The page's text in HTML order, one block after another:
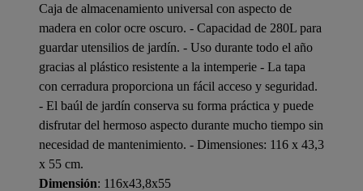
Caja de almacenamiento universal con aspecto de
madera en color ocre oscuro. - Capacidad de 280L para
guardar utensilios de jardín. - Uso durante todo el año
gracias al plástico resistente a la intemperie - La tapa
con cerradura proporciona un fácil acceso y seguridad.
- El baúl de jardín conserva su forma práctica y puede
disfrutar del hermoso aspecto durante mucho tiempo sin
necesidad de mantenimiento. - Dimensiones: 116 x 43,3
x 55 cm.
Dimensión: 116x43,8x55